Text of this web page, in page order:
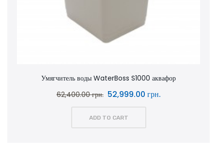
Умягчитель воды WaterBoss S1000 аквафор
62,400.00 грн. 52,999.00 грн.
ADD TO CART